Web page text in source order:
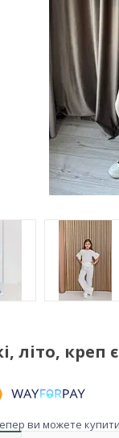
креп
ви можете